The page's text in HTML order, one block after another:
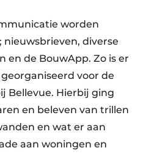
worden
diverse
en de BouwApp. Zo is er
voor de
Bellevue. Hierbij ging
en beleven van trillen
en wat er aan
aan woningen en